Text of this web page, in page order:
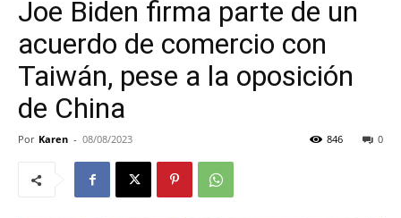
Joe Biden firma parte de un
acuerdo de comercio con
Taiwán, pese a la oposición
de China
Por Karen - 08/08/2023 0
846